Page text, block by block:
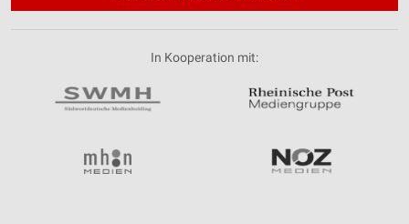
In Kooperation mit: